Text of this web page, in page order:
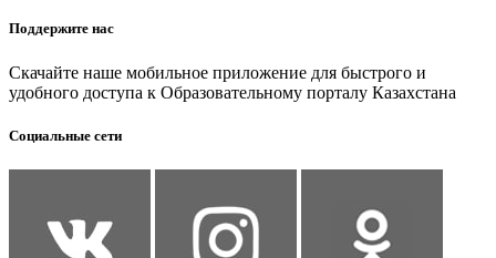
Поддержите нас
Скачайте наше мобильное приложение для быстрого и
удобного доступа к Образовательному порталу Казахстана
Социальные сети